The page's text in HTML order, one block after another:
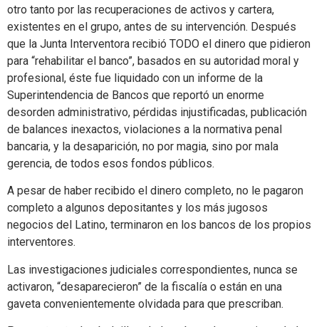
otro tanto por las recuperaciones de activos y cartera,
existentes en el grupo, antes de su intervención. Después
que la Junta Interventora recibió TODO el dinero que pidieron
para “rehabilitar el banco”, basados en su autoridad moral y
profesional, éste fue liquidado con un informe de la
Superintendencia de Bancos que reportó un enorme
desorden administrativo, pérdidas injustificadas, publicación
de balances inexactos, violaciones a la normativa penal
bancaria, y la desaparición, no por magia, sino por mala
gerencia, de todos esos fondos públicos.
A pesar de haber recibido el dinero completo, no le pagaron
completo a algunos depositantes y los más jugosos
negocios del Latino, terminaron en los bancos de los propios
interventores.
Las investigaciones judiciales correspondientes, nunca se
activaron, “desaparecieron” de la fiscalía o están en una
gaveta convenientemente olvidada para que prescriban.